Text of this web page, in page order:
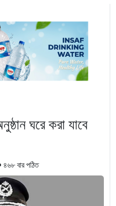
ঘরে করা যাবে
৪৬৮ বার পঠিত